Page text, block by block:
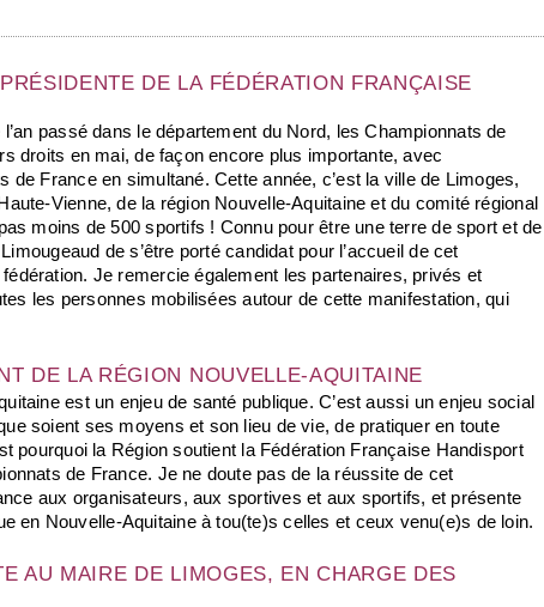
DE LA FÉDÉRATION FRANÇAISE
passé dans le département du Nord, les Championnats de
droits en mai, de façon encore plus importante, avec
de France en simultané. Cette année, c’est la ville de Limoges,
Vienne, de la région Nouvelle-Aquitaine et du comité régional
moins de 500 sportifs ! Connu pour être une terre de sport et de
de s’être porté candidat pour l’accueil de cet
Je remercie également les partenaires, privés et
les personnes mobilisées autour de cette manifestation, qui
DE LA RÉGION NOUVELLE-AQUITAINE
est un enjeu de santé publique. C’est aussi un enjeu social
soient ses moyens et son lieu de vie, de pratiquer en toute
pourquoi la Région soutient la Fédération Française Handisport
de France. Je ne doute pas de la réussite de cet
aux organisateurs, aux sportives et aux sportifs, et présente
en Nouvelle-Aquitaine à tou(te)s celles et ceux venu(e)s de loin.
AU MAIRE DE LIMOGES, EN CHARGE DES